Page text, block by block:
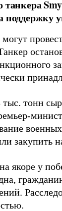
танкера
поддержку
тыс. тонн
закупить
якоре у